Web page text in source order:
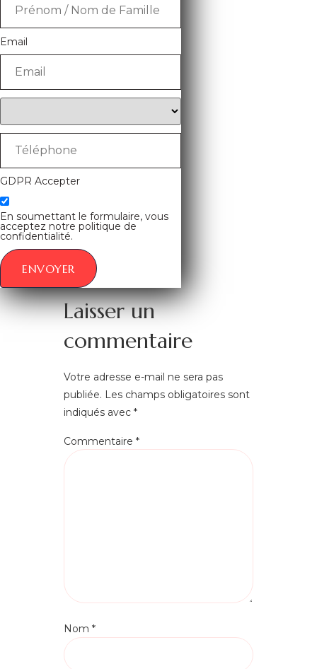
Email
GDPR Accepter
En soumettant le formulaire, vous
acceptez notre politique de
confidentialité.
ENVOYER
Laisser un
commentaire
Votre adresse e-mail ne sera pas
publiée. Les champs obligatoires sont
indiqués avec *
Commentaire *
Nom *